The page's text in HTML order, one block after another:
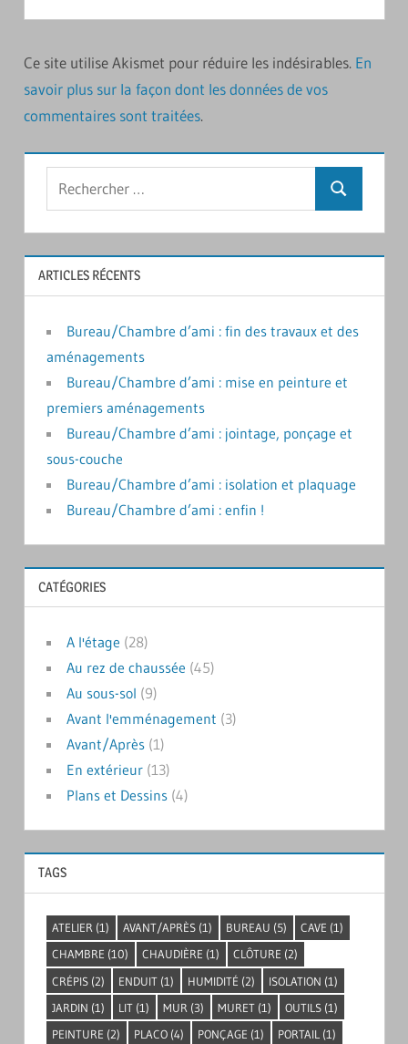
Ce site utilise Akismet pour réduire les indésirables. En
savoir plus sur la façon dont les données de vos
commentaires sont traitées.
Recherche
ARTICLES RÉCENTS
Bureau/Chambre d’ami : fin des travaux et des
aménagements
Bureau/Chambre d’ami : mise en peinture et
premiers aménagements
Bureau/Chambre d’ami : jointage, ponçage et
sous-couche
Bureau/Chambre d’ami : isolation et plaquage
Bureau/Chambre d’ami : enfin !
CATÉGORIES
A l'étage (28)
Au rez de chaussée (45)
Au sous-sol (9)
Avant l'emménagement (3)
Avant/Après(1)
En extérieur(13)
Plans et Dessins(4)
TAGS
ATELIER (1) AVANT/APRÈS (1) BUREAU (5) CAVE (1)
CHAMBRE (10) CHAUDIÈRE (1) CLÔTURE (2)
CRÉPIS (2) ENDUIT (1) HUMIDITÉ (2) ISOLATION (1)
JARDIN (1) LIT (1) MUR (3) MURET (1) OUTILS (1)
PEINTURE (2) PLACO (4) PONÇAGE (1) PORTAIL (1)